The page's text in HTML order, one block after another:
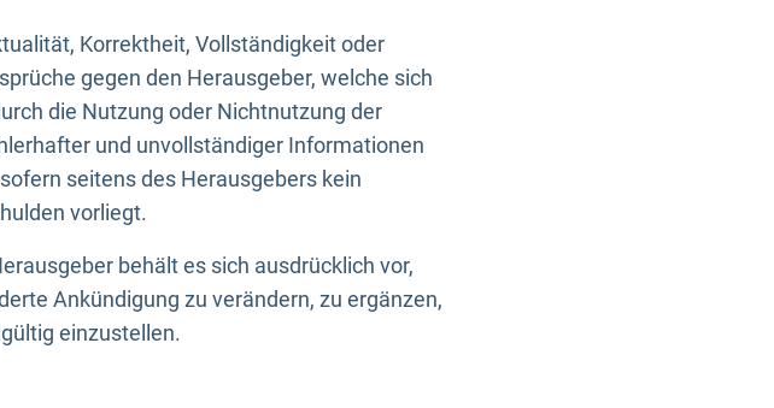
Korrektheit, Vollständigkeit oder
gegen den Herausgeber, welche sich
die Nutzung oder Nichtnutzung der
und unvollständiger Informationen
seitens des Herausgebers kein
vorliegt.
behält es sich ausdrücklich vor,
Ankündigung zu verändern, zu ergänzen,
einzustellen.